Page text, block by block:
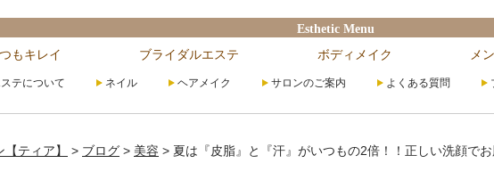
Esthetic Menu
もキレイ ブライダルエステ ボディメイク メ
テについて ネイル ヘアメイク サロンのご案内 よくある質問
ティア】 > ブログ > 美容 > 夏は『皮脂』と『汗』がいつもの2倍！！正しい洗顔で